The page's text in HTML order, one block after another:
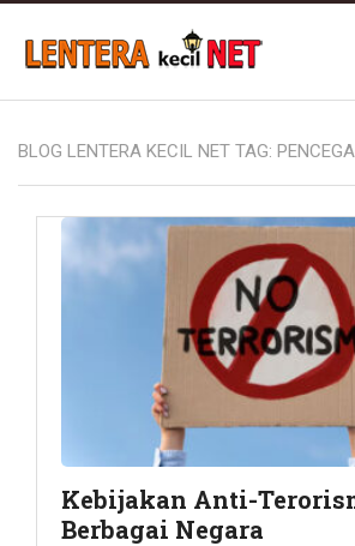
BLOG LENTERA KECIL NET TAG:
Kebijakan Anti-
Berbagai Negara